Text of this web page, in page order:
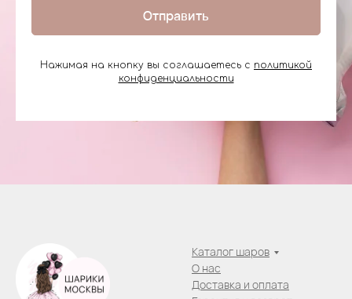
Отправить
Нажимая на кнопку вы соглашаетесь с политикой
конфиденциальности
Каталог шаров
О нас
Доставка и оплата